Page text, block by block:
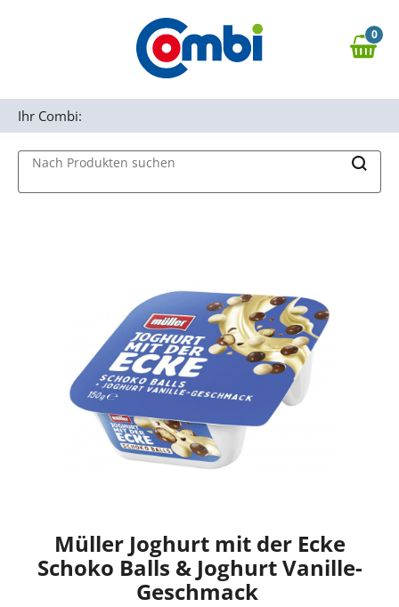
Zur Navigation springen
0,00 €
0
Nach Produkten suchen
Ihr Combi:
Müller Joghurt mit der Ecke
Schoko Balls & Joghurt Vanille-
Geschmack